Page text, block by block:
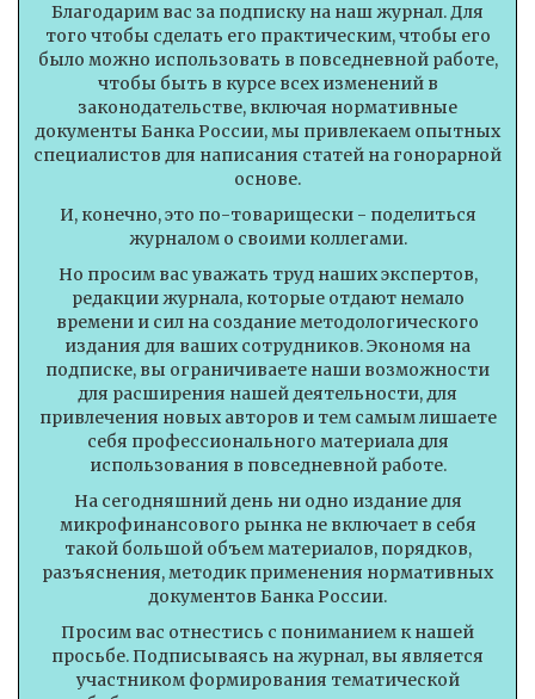
Благодарим вас за подписку на наш журнал. Для
того чтобы сделать его практическим, чтобы его
было можно использовать в повседневной работе,
чтобы быть в курсе всех изменений в
законодательстве, включая нормативные
документы Банка России, мы привлекаем опытных
специалистов для написания статей на гонорарной
основе.
И, конечно, это по-товарищески - поделиться
журналом о своими коллегами.
Но просим вас уважать труд наших экспертов,
редакции журнала, которые отдают немало
времени и сил на создание методологического
издания для ваших сотрудников. Экономя на
подписке, вы ограничиваете наши возможности
для расширения нашей деятельности, для
привлечения новых авторов и тем самым лишаете
себя профессионального материала для
использования в повседневной работе.
На сегодняшний день ни одно издание для
микрофинансового рынка не включает в себя
такой большой объем материалов, порядков,
разъяснения, методик применения нормативных
документов Банка России.
Просим вас отнестись с пониманием к нашей
просьбе. Подписываясь на журнал, вы является
участником формирования тематической